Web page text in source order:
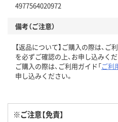
4977564020972
備考（ご注意）
【返品について】ご購入の際は、ご
を必ずご確認の上、お申し込みくだ
ご購入の際は、ご利用ガイド「ご利
申し込みください。
※ご注意【免責】